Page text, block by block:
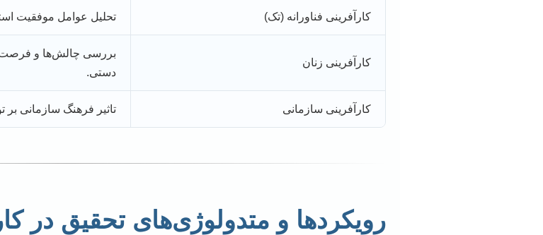
کارآفرینی فناورانه (تک) تحلیل عوامل موفقیت
کارآفرینی زنان
بررسی چالش‌ها و
دستی.
کارآفرینی سازمانی تاثیر فرهنگ سازمانی
رویکردها و متدولوژی‌های تحقیق در